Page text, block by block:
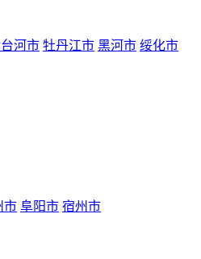
河市 牡丹江市 黑河市 绥化市
市 阜阳市 宿州市